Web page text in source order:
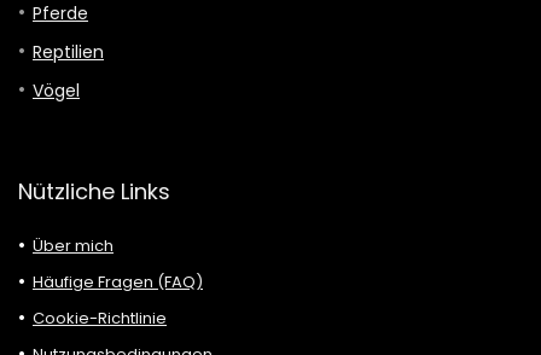
Pferde
Reptilien
Vögel
Nützliche Links
Über mich
Häufige Fragen (FAQ)
Cookie-Richtlinie